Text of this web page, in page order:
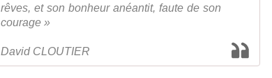
rêves, et son bonheur anéantit, faute de son
courage »
David CLOUTIER